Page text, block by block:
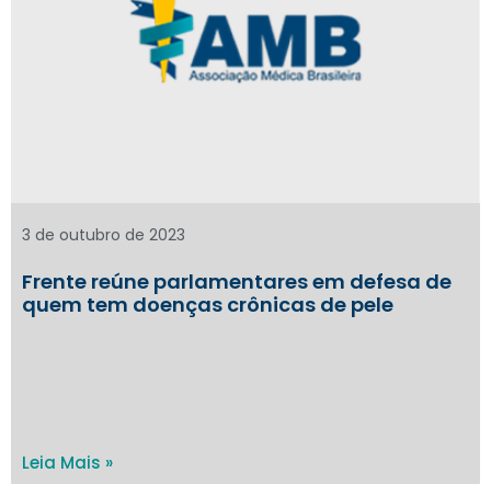
Frente reúne parlamentares em defesa de
quem tem doenças crônicas de pele
3 de outubro de 2023
Leia Mais »